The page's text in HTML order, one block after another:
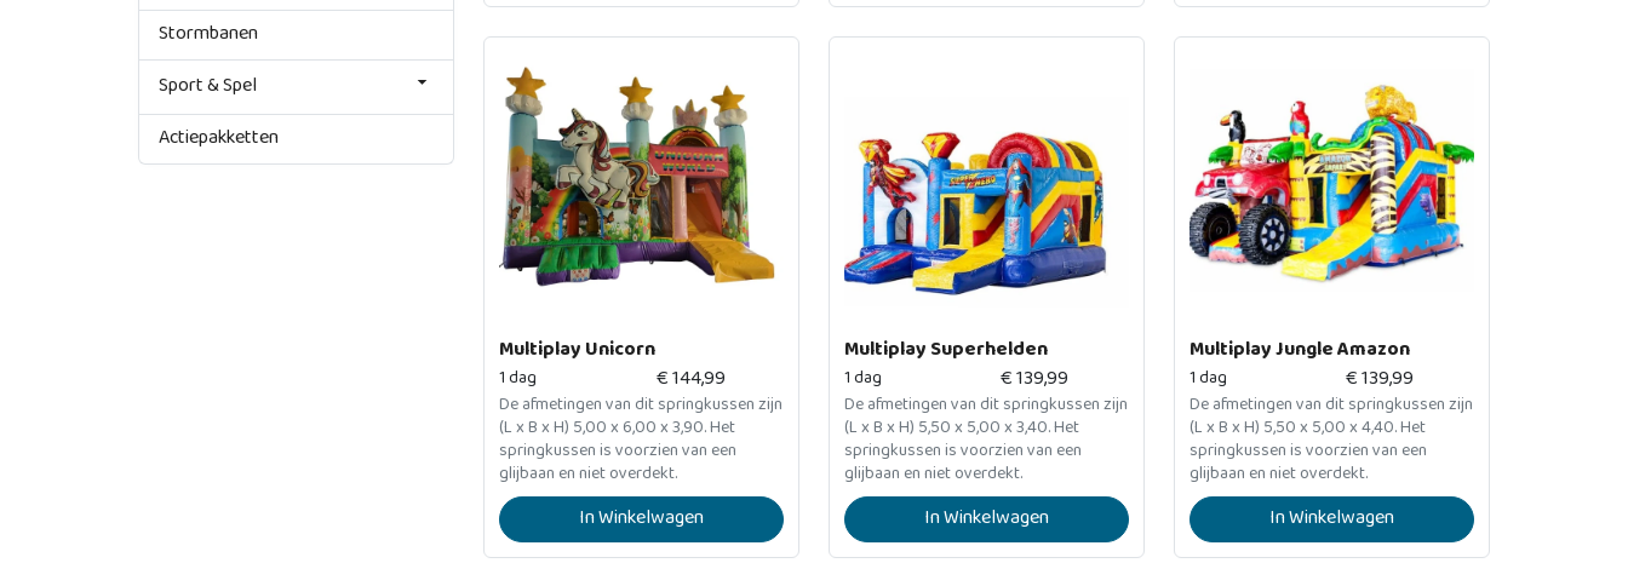
Stormbanen
Sport & Spel
Actiepakketten
Multiplay Unicorn
1 dag €144,99
De afmetingen van dit springkussen zijn
(L x B x H) 5,00 x 6,00 x 3,90. Het
springkussen is voorzien van een
glijbaan en niet overdekt.
In Winkelwagen
Multiplay Superhelden
1 dag €139,99
De afmetingen van dit springkussen zijn
(L x B x H) 5,50 x 5,00 x 3,40. Het
springkussen is voorzien van een
glijbaan en niet overdekt.
In Winkelwagen
Multiplay Jungle Amazon
1 dag €139,99
De afmetingen van dit springkussen zijn
(L x B x H) 5,50 x 5,00 x 4,40. Het
springkussen is voorzien van een
glijbaan en niet overdekt.
In Winkelwagen